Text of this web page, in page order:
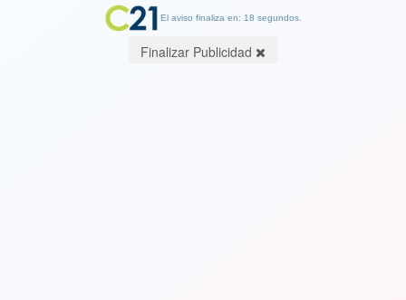
El aviso finaliza en: 17 segundos.
Finalizar Publicidad